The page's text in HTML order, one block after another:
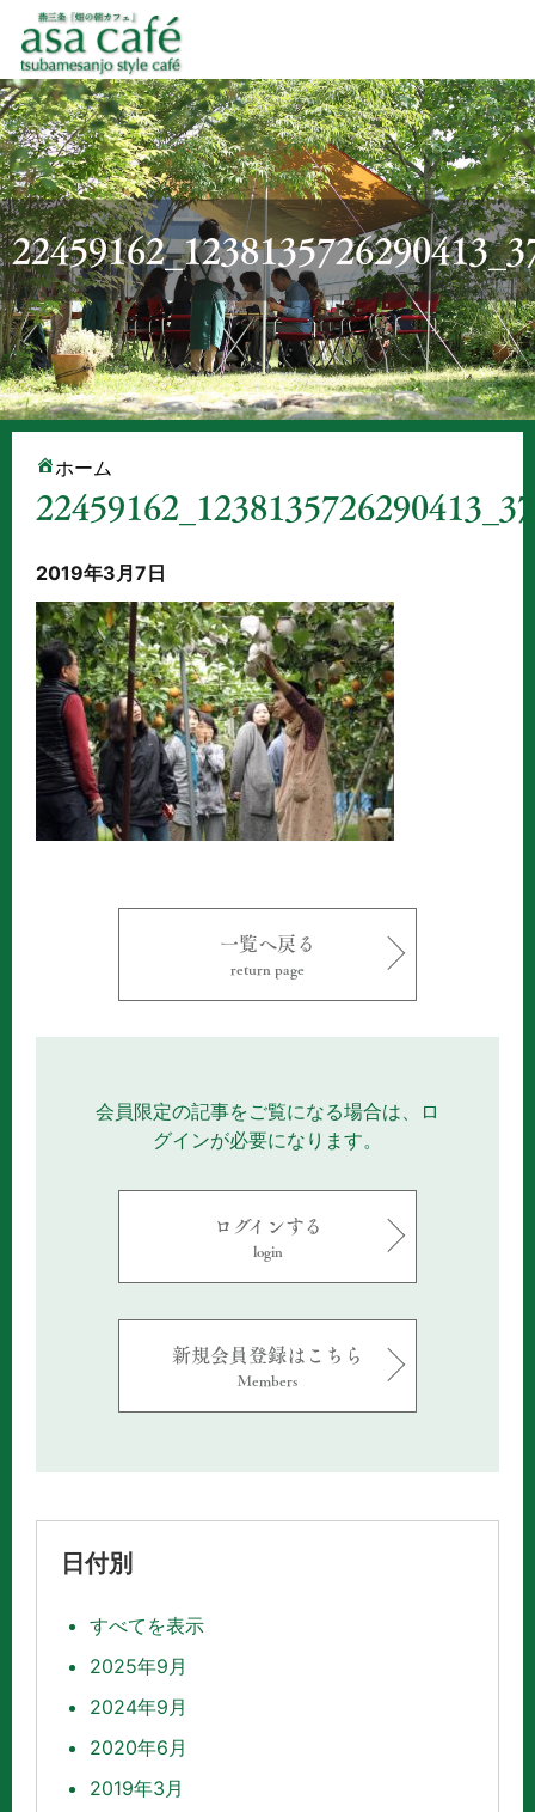
ホーム
2019年3月7日
一覧へ戻る
return page
会員限定の記事をご覧になる場合は、ロ
グインが必要になります。
ログインする
login
新規会員登録はこちら
Members
日付別
すべてを表示
2025年9月
2024年9月
2020年6月
2019年3月